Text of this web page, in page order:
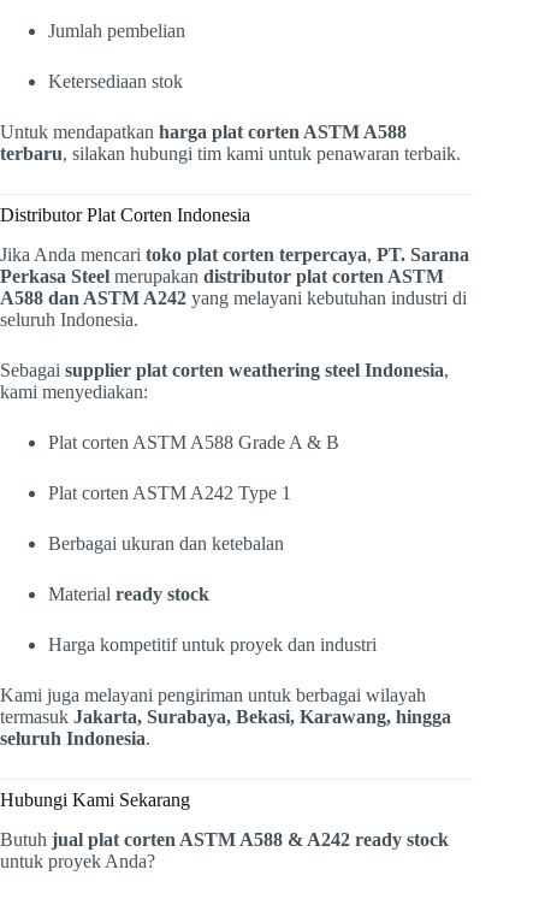
Jumlah pembelian
Ketersediaan stok
Untuk mendapatkan harga plat corten ASTM A588
terbaru, silakan hubungi tim kami untuk penawaran terbaik.
Distributor Plat Corten Indonesia
Jika Anda mencari toko plat corten terpercaya, PT. Sarana
Perkasa Steel merupakan distributor plat corten ASTM
A588 dan ASTM A242 yang melayani kebutuhan industri di
seluruh Indonesia.
Sebagai supplier plat corten weathering steel Indonesia,
kami menyediakan:
Plat corten ASTM A588 Grade A & B
Plat corten ASTM A242 Type 1
Berbagai ukuran dan ketebalan
Material ready stock
Harga kompetitif untuk proyek dan industri
Kami juga melayani pengiriman untuk berbagai wilayah
termasuk Jakarta, Surabaya, Bekasi, Karawang, hingga
seluruh Indonesia.
Hubungi Kami Sekarang
Butuh jual plat corten ASTM A588 & A242 ready stock
untuk proyek Anda?